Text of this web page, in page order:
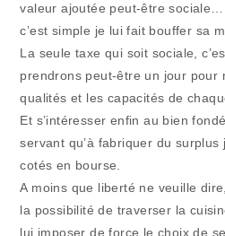
valeur ajoutée peut-être sociale…
c’est simple je lui fait bouffer sa
La seule taxe qui soit sociale,
prendrons peut-être un jour pour
qualités et les capacités de
Et s’intéresser enfin au bien
servant qu’à fabriquer du
cotés en bourse.
A moins que liberté ne veuille
la possibilité de traverser la
lui imposer de force le choix de